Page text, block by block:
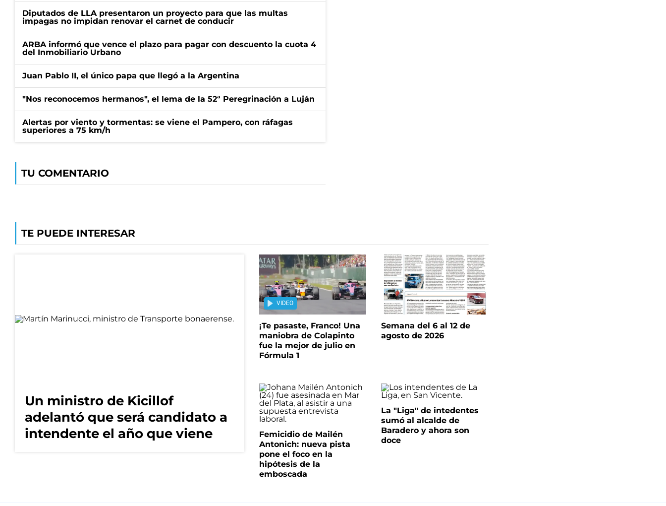
Diputados de LLA presentaron un proyecto para que las multas
impagas no impidan renovar el carnet de conducir
ARBA informó que vence el plazo para pagar con descuento la cuota 4
del Inmobiliario Urbano
Juan Pablo II, el único papa que llegó a la Argentina
"Nos reconocemos hermanos", el lema de la 52ª Peregrinación a Luján
Alertas por viento y tormentas: se viene el Pampero, con ráfagas
superiores a 75 km/h
TU COMENTARIO
TE PUEDE INTERESAR
Un ministro de Kicillof
adelantó que será candidato a
intendente el año que viene
VIDEO
¡Te pasaste, Franco! Una
maniobra de Colapinto
fue la mejor de julio en
Fórmula 1
Semana del 6 al 12 de
agosto de 2026
Femicidio de Mailén
Antonich: nueva pista
pone el foco en la
hipótesis de la
emboscada
La "Liga" de intedentes
sumó al alcalde de
Baradero y ahora son
doce